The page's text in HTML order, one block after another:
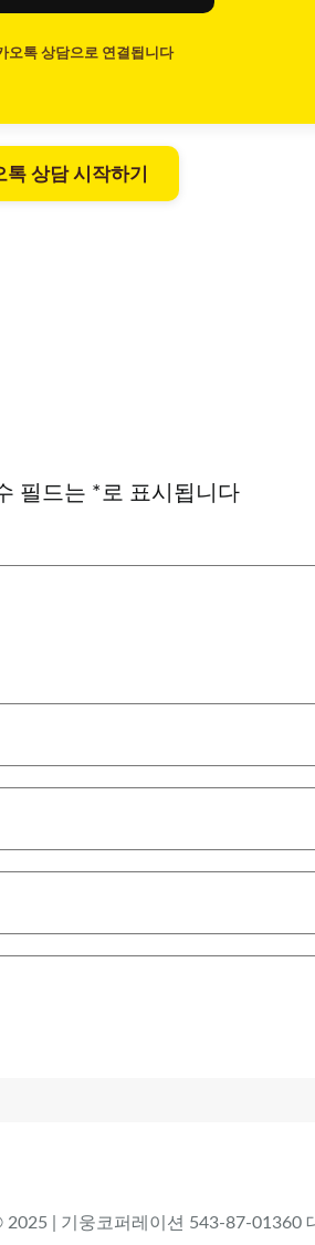
오톡 상담으로 연결됩니다
톡 상담 시작하기
필드는 *로 표시됩니다
| 기웅코퍼레이션 543-87-01360